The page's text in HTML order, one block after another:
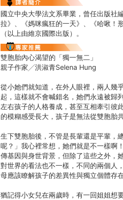
國立中央大學法文系畢業，曾任出版社
拉》、《媽咪瘋狂的一天》、《哈啾！
（以上由維京國際出版）。
雙胞胎內心渴望的「獨一無二」
親子作家╱洪淑青Selena Hung
從小她們就知道，在外人眼裡，兩人幾
起，這樣就不會喊錯名，她們永遠被歸
左右孩子的人格養成，甚至互相牽引彼
的模糊感受長大，孩子是無法從雙胞胎
生下雙胞胎後，不管是長輩還是平輩，
呢？」我心裡常想，她們就是不一樣啊
傳基因與身世背景，但除了這些之外，
對世界的看法也不一樣，不同的兩個人
母應該瞭解孩子的差異性與獨立個體存
猶記得小女兒在兩歲時，有一回姐姐想